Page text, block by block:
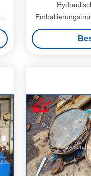
für 208L,/